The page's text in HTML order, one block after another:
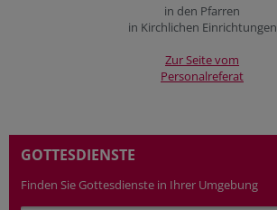
in den Pfarren
in Kirchlichen Einrichtungen
Zur Seite vom
Personalreferat
GOTTESDIENSTE
Finden Sie Gottesdienste in Ihrer Umgebung